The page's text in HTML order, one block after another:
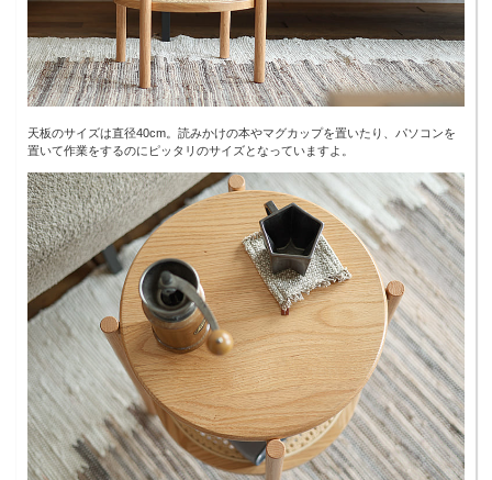
天板のサイズは直径40cm。読みかけの本やマグカップを置いたり、パソコンを
置いて作業をするのにピッタリのサイズとなっていますよ。